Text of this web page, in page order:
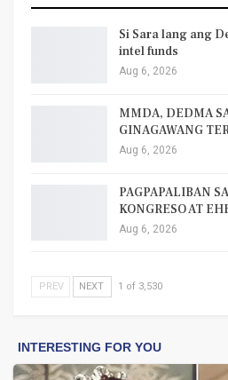
Si Sara lang ang
intel funds
Aug 6, 2026
MMDA, DEDMA
GINAGAWANG
Aug 6, 2026
PAGPAPALIBAN
KONGRESO AT
Aug 6, 2026
PREV NEXT 1 of 3,530